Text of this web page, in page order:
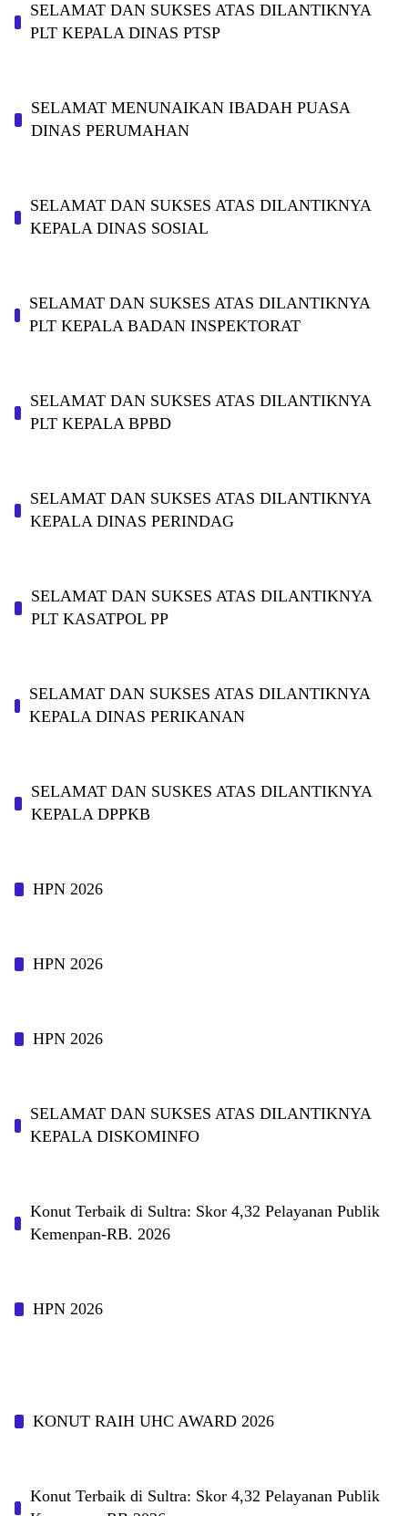
SELAMAT DAN SUKSES ATAS DILANTIKNYA
PLT KEPALA DINAS PTSP
SELAMAT MENUNAIKAN IBADAH PUASA
DINAS PERUMAHAN
SELAMAT DAN SUKSES ATAS DILANTIKNYA
KEPALA DINAS SOSIAL
SELAMAT DAN SUKSES ATAS DILANTIKNYA
PLT KEPALA BADAN INSPEKTORAT
SELAMAT DAN SUKSES ATAS DILANTIKNYA
PLT KEPALA BPBD
SELAMAT DAN SUKSES ATAS DILANTIKNYA
KEPALA DINAS PERINDAG
SELAMAT DAN SUKSES ATAS DILANTIKNYA
PLT KASATPOL PP
SELAMAT DAN SUKSES ATAS DILANTIKNYA
KEPALA DINAS PERIKANAN
SELAMAT DAN SUSKES ATAS DILANTIKNYA
KEPALA DPPKB
HPN 2026
HPN 2026
HPN 2026
SELAMAT DAN SUKSES ATAS DILANTIKNYA
KEPALA DISKOMINFO
Konut Terbaik di Sultra: Skor 4,32 Pelayanan Publik
Kemenpan-RB. 2026
HPN 2026
KONUT RAIH UHC AWARD 2026
Konut Terbaik di Sultra: Skor 4,32 Pelayanan Publik